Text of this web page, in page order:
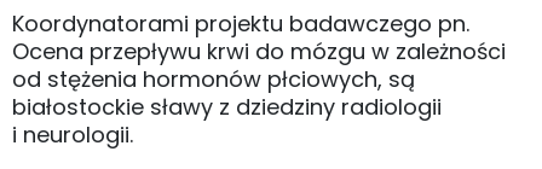
Koordynatorami projektu badawczego pn.
Ocena przepływu krwi do mózgu w zależności
od stężenia hormonów płciowych, są
białostockie sławy z dziedziny radiologii
i neurologii.